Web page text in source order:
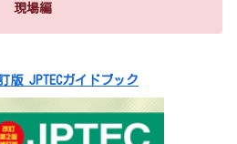
現場編
版 JPTECガイドブック